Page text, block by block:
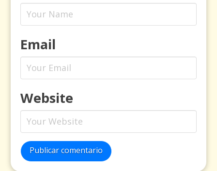
Email
Website
Publicar comentario